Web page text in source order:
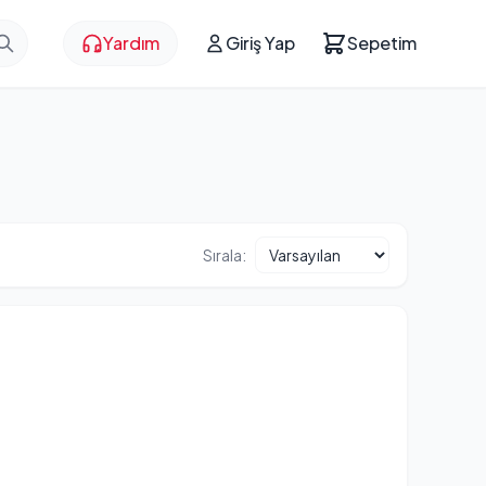
Yardım Giriş Yap Sepetim
Sırala: